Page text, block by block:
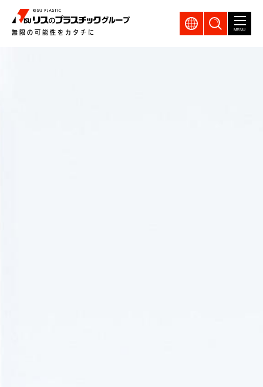
無限の可能性をカタチに
GLOBAL製品検索
MENU